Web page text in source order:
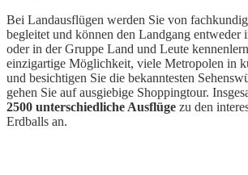
Bei Landausflügen werden Sie von
begleitet und können den Landgang entweder
oder in der Gruppe Land und Leute
einzigartige Möglichkeit, viele Metropolen in
und besichtigen Sie die bekanntesten
gehen Sie auf ausgiebige Shoppingtour.
2500 unterschiedliche Ausflüge zu den
Erdballs an.